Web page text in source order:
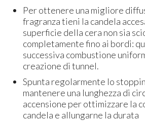
Per ottenere una migliore
fragranza tieni la candela
superficie della cera non sia
completamente fino ai bordi:
successiva combustione
creazione di tunnel.
Spunta regolarmente lo
mantenere una lunghezza di
accensione per ottimizzare la
candela e allungarne la durata